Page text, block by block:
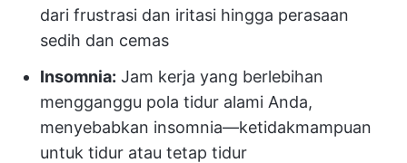
dari frustrasi dan iritasi hingga perasaan
sedih dan cemas
Insomnia: Jam kerja yang berlebihan
mengganggu pola tidur alami Anda,
menyebabkan insomnia—ketidakmampuan
untuk tidur atau tetap tidur